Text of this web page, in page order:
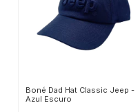
Boné Dad Hat Classic Jeep -
Azul Escuro